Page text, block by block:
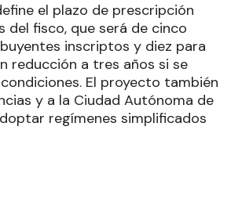
el plazo de prescripción
del fisco, que será de cinco
inscriptos y diez para
reducción a tres años si se
El proyecto también
y a la Ciudad Autónoma de
regímenes simplificados